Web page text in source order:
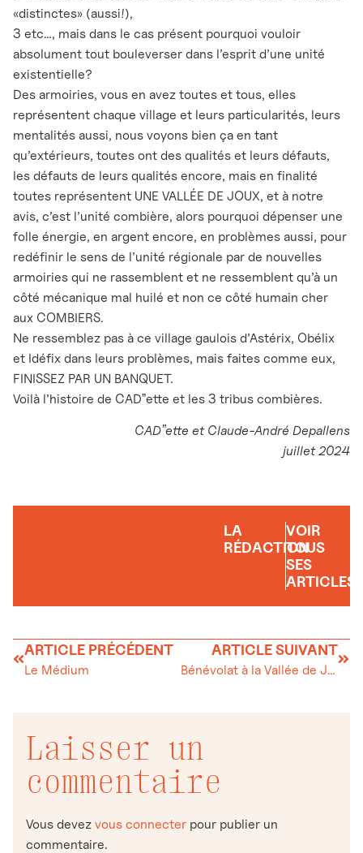
«distinctes» (aussi!),
3 etc…, mais dans le cas présent pourquoi vouloir
absolument tout bouleverser dans l’esprit d’une unité
existentielle?
Des armoiries, vous en avez toutes et tous, elles
représentent chaque village et leurs particularités, leurs
mentalités aussi, nous voyons bien ça en tant
qu’extérieurs, toutes ont des qualités et leurs défauts,
les défauts de leurs qualités encore, mais en finalité
toutes représentent UNE VALLÉE DE JOUX, et à notre
avis, c’est l’unité combière, alors pourquoi dépenser une
folle énergie, en argent encore, en problèmes aussi, pour
redéfinir le sens de l’unité régionale par de nouvelles
armoiries qui ne rassemblent et ne ressemblent qu’à un
côté mécanique mal huilé et non ce côté humain cher
aux COMBIERS.
Ne ressemblez pas à ce village gaulois d’Astérix, Obélix
et Idéfix dans leurs problèmes, mais faites comme eux,
FINISSEZ PAR UN BANQUET.
Voilà l’histoire de CADˮette et les 3 tribus combières.
CADˮette et Claude-André Depallens
juillet 2024
LA
RÉDACTION
VOIR
TOUS
SES
ARTICLES
ARTICLE PRÉCÉDENT
Le Médium
ARTICLE SUIVANT
Bénévolat à la Vallée de Joux
Laisser un
commentaire
Vous devez vous connecter pour publier un
commentaire.